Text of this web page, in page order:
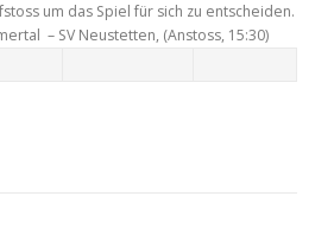
um das Spiel für sich zu entscheiden.
– SV Neustetten, (Anstoss, 15:30)